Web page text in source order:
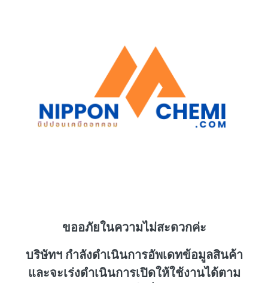
ขออภัยในความไม่สะดวกค่ะ
บริษัทฯ กำลังดำเนินการอัพเดทข้อมูลสินค้า
และจะเร่งดำเนินการเปิดให้ใช้งานได้ตาม